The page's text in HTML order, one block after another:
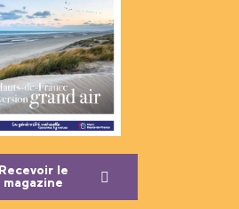
Recevoir le
magazine